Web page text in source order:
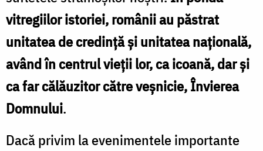
vitregiilor istoriei, românii au păstrat
unitatea de credință și unitatea națională,
având în centrul vieții lor, ca icoană, dar și
ca far călăuzitor către veșnicie, Învierea
Domnului.
Dacă privim la evenimentele importante